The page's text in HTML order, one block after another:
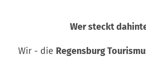
Wer steckt
Wir - die Regensburg